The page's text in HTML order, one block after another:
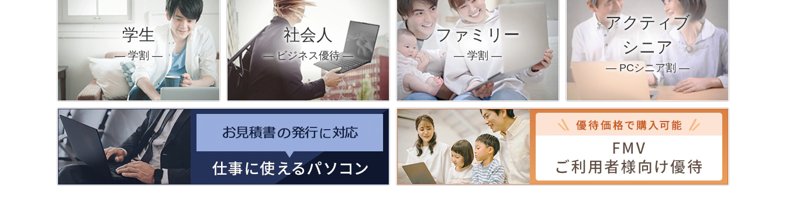
学生
― 学割 ―
社会人
― ビジネス優待 ―
ファミリー
― 学割 ―
アクティブ
シニア
― PCシニア割 ―